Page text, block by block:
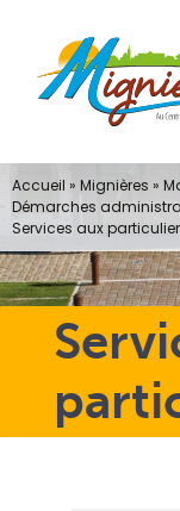
contenu
Accueil » Mignières »
Démarches
Services aux